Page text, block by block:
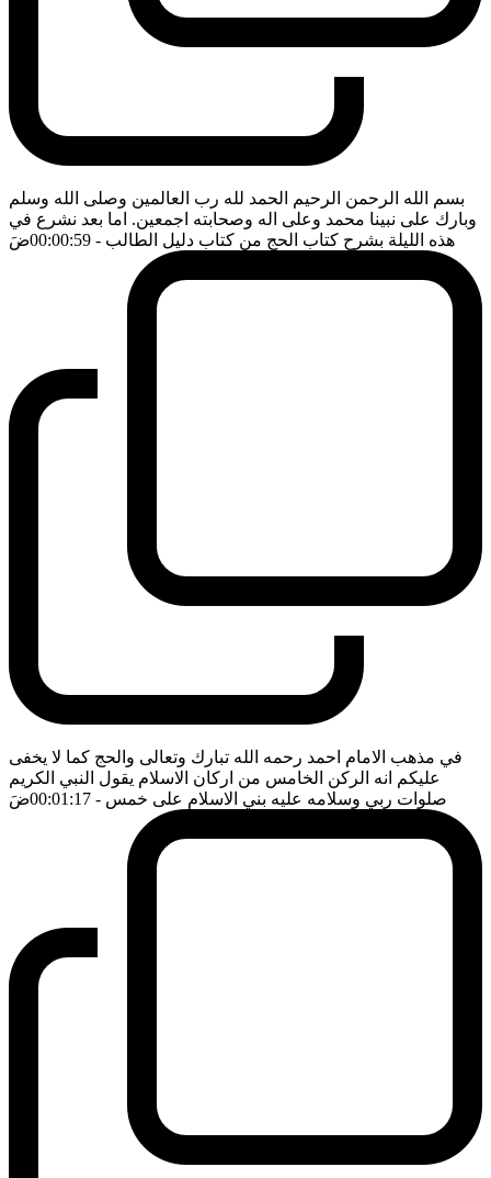
بسم الله الرحمن الرحيم الحمد لله رب العالمين وصلى الله وسلم
وبارك على نبينا محمد وعلى اله وصحابته اجمعين. اما بعد نشرع في
هذه الليلة بشرح كتاب الحج من كتاب دليل الطالب - 00:00:59 ضَ
في مذهب الامام احمد رحمه الله تبارك وتعالى والحج كما لا يخفى
عليكم انه الركن الخامس من اركان الاسلام يقول النبي الكريم
صلوات ربي وسلامه عليه بني الاسلام على خمس - 00:01:17 ضَ